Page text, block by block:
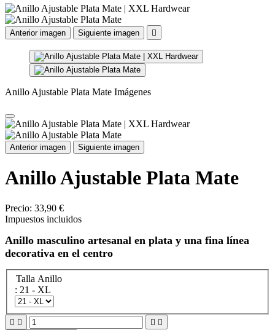
Anterior imagen Siguiente imagen 
Anillo Ajustable Plata Mate Imágenes
Anterior imagen Siguiente imagen
Anillo Ajustable Plata Mate
Precio: 33,90 €
Impuestos incluidos
Anillo masculino artesanal en plata y una fina línea
decorativa en el centro
Talla Anillo
: 21 - XL
   